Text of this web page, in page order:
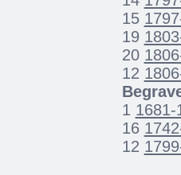
15
19
20
12
1 1681-
16
12